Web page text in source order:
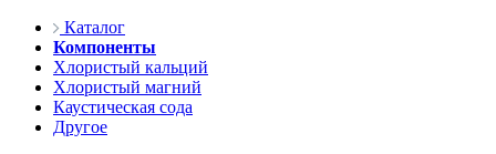
Каталог
Компоненты
Хлористый кальций
Хлористый магний
Каустическая сода
Другое